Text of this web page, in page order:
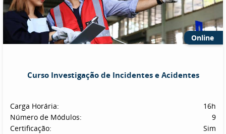
Online
Curso Investigação de Incidentes e Acidentes
Carga Horária:
16h
Número de Módulos:
9
Certificação:
Sim